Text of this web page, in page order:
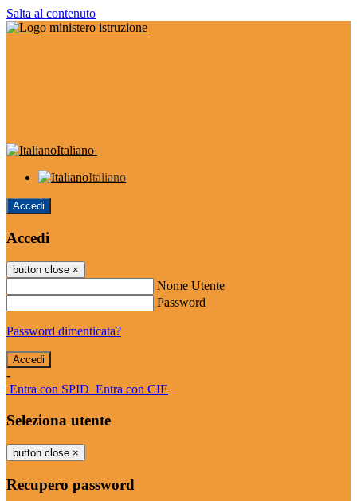
Salta al contenuto
Italiano
Italiano
Accedi
Accedi
button close ×
Nome Utente
Password
Password dimenticata?
-
Entra con SPID Entra con CIE
Seleziona utente
button close ×
Recupero password